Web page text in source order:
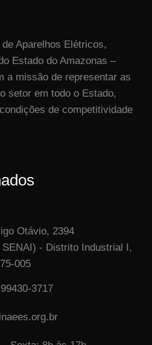
Aparelhos Elétricos,
Estado do Amazonas –
a missão de representar as
setor em todo o Estado,
de competitividade
Otávio, 2394
SENAI) - Distrito Industrial I,
005
3717